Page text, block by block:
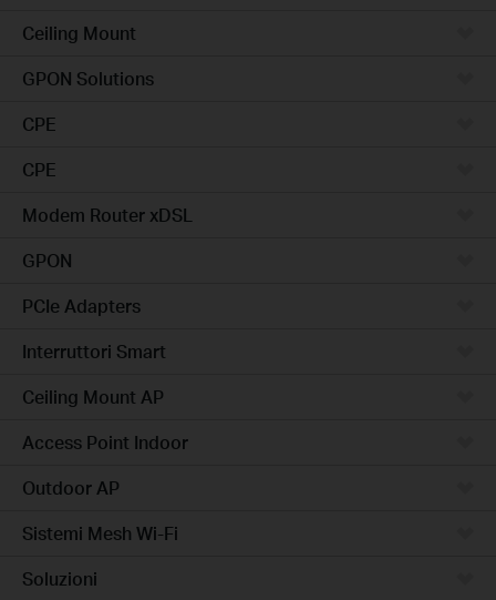
Ceiling Mount
GPON Solutions
CPE
CPE
Modem Router xDSL
GPON
PCIe Adapters
Interruttori Smart
Ceiling Mount AP
Access Point Indoor
Outdoor AP
Sistemi Mesh Wi-Fi
Soluzioni